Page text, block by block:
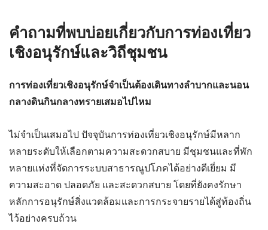
คำถามที่พบบ่อยเกี่ยวกับการท่องเที่ยว
เชิงอนุรักษ์และวิถีชุมชน
การท่องเที่ยวเชิงอนุรักษ์จำเป็นต้องเดินทางลำบากและนอน
กลางดินกินกลางทรายเสมอไปไหม
ไม่จำเป็นเสมอไป ปัจจุบันการท่องเที่ยวเชิงอนุรักษ์มีหลาก
หลายระดับให้เลือกตามความสะดวกสบาย มีชุมชนและที่พัก
หลายแห่งที่จัดการระบบสาธารณูปโภคได้อย่างดีเยี่ยม มี
ความสะอาด ปลอดภัย และสะดวกสบาย โดยที่ยังคงรักษา
หลักการอนุรักษ์สิ่งแวดล้อมและการกระจายรายได้สู่ท้องถิ่น
ไว้อย่างครบถ้วน